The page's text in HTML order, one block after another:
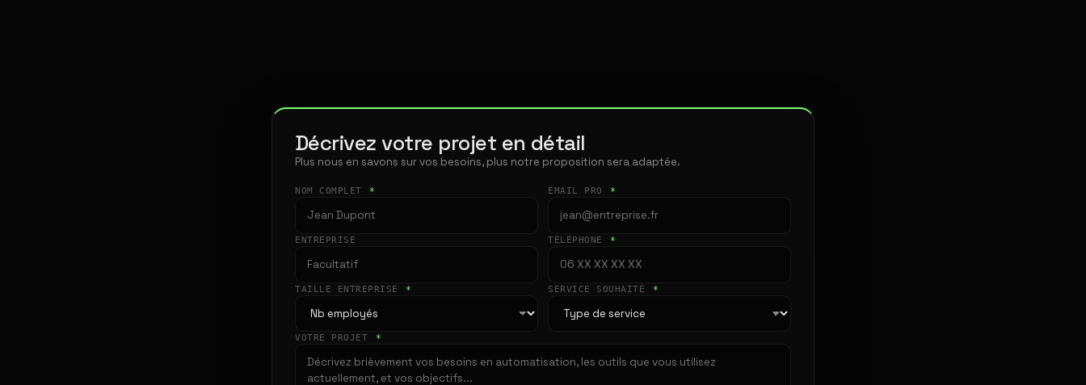
Décrivez votre projet en détail
Plus nous en savons sur vos besoins, plus notre proposition sera adaptée.
NOM COMPLET * EMAIL PRO *
ENTREPRISE TÉLÉPHONE *
TAILLE ENTREPRISE * SERVICE SOUHAITÉ *
VOTRE PROJET *